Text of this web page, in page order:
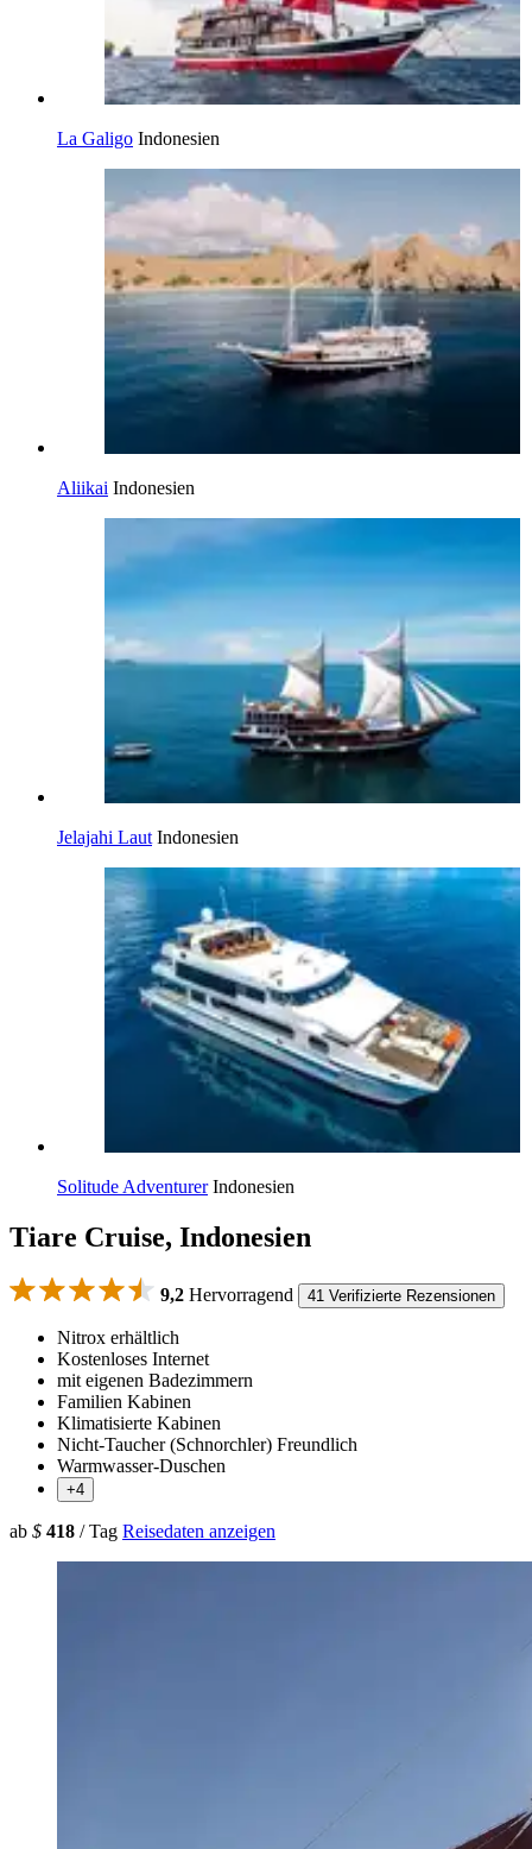
La Galigo Indonesien
Aliikai Indonesien
Jelajahi Laut Indonesien
Solitude Adventurer Indonesien
Tiare Cruise, Indonesien
9,2 Hervorragend 41 Verifizierte Rezensionen
Nitrox erhältlich
Kostenloses Internet
mit eigenen Badezimmern
Familien Kabinen
Klimatisierte Kabinen
Nicht-Taucher (Schnorchler) Freundlich
Warmwasser-Duschen
+4
ab $ 418 / Tag Reisedaten anzeigen